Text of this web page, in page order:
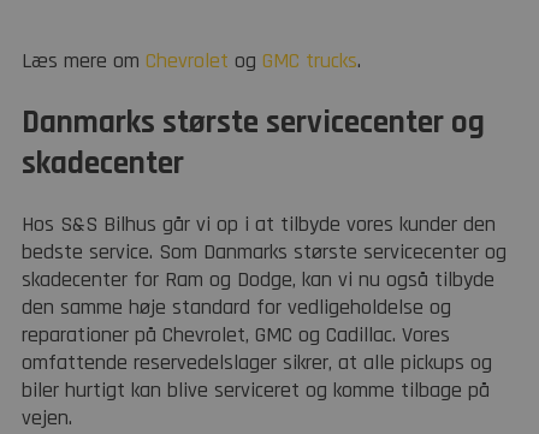
Læs mere om Chevrolet og GMC trucks.
Danmarks største servicecenter og
skadecenter
Hos S&S Bilhus går vi op i at tilbyde vores kunder den
bedste service. Som Danmarks største servicecenter og
skadecenter for Ram og Dodge, kan vi nu også tilbyde
den samme høje standard for vedligeholdelse og
reparationer på Chevrolet, GMC og Cadillac. Vores
omfattende reservedelslager sikrer, at alle pickups og
biler hurtigt kan blive serviceret og komme tilbage på
vejen.